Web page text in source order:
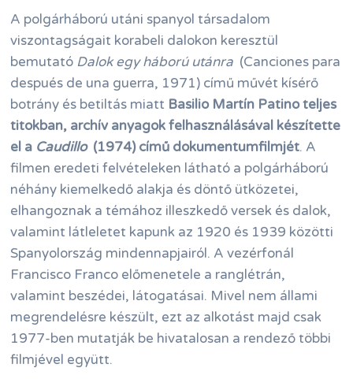
A polgárháború utáni spanyol társadalom
viszontagságait korabeli dalokon keresztül
bemutató Dalok egy háború utánra (Canciones para
después de una guerra, 1971) című művét kísérő
botrány és betiltás miatt Basilio Martín Patino teljes
titokban, archív anyagok felhasználásával készítette
el a Caudillo(1974) című dokumentumfilmjét. A
filmen eredeti felvételeken látható a polgárháború
néhány kiemelkedő alakja és döntő ütközetei,
elhangoznak a témához illeszkedő versek és dalok,
valamint látleletet kapunk az 1920 és 1939 közötti
Spanyolország mindennapjairól. A vezérfonál
Francisco Franco előmenetele a ranglétrán,
valamint beszédei, látogatásai. Mivel nem állami
megrendelésre készült, ezt az alkotást majd csak
1977-ben mutatják be hivatalosan a rendező többi
filmjével együtt.